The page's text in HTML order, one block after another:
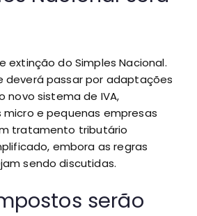
extinção do Simples Nacional.
deverá passar por adaptações
novo sistema de IVA,
e pequenas empresas
tratamento tributário
embora as regras
sendo discutidas.
serão